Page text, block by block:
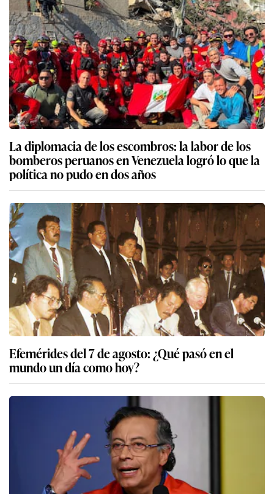
La diplomacia de los escombros: la labor de los
bomberos peruanos en Venezuela logró lo que la
política no pudo en dos años
Efemérides del 7 de agosto: ¿Qué pasó en el
mundo un día como hoy?